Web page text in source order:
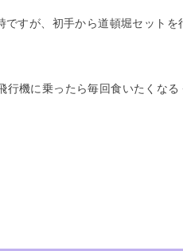
ですが、初手から道頓堀セットを
行機に乗ったら毎回食いたくなる